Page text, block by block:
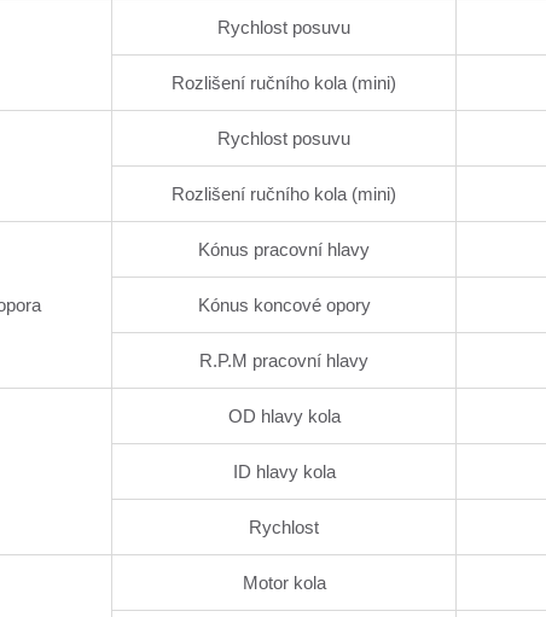
Rychlost posuvu
Rozlišení ručního kola (mini)
Rychlost posuvu
Rozlišení ručního kola (mini)
Kónus pracovní hlavy
Kónus koncové opory
R.P.M pracovní hlavy
OD hlavy kola
ID hlavy kola
Rychlost
Motor kola